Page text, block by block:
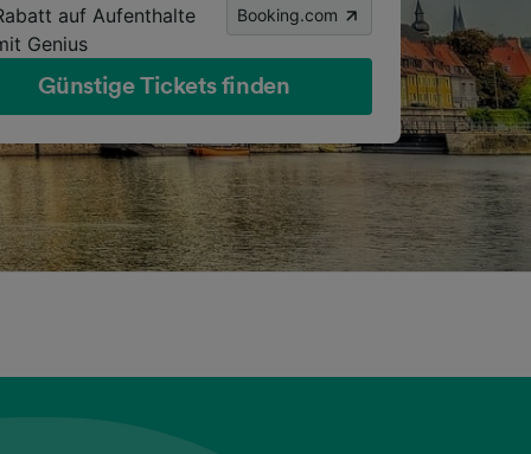
auf Aufenthalte
Genius
Booking.com
Günstige Tickets finden